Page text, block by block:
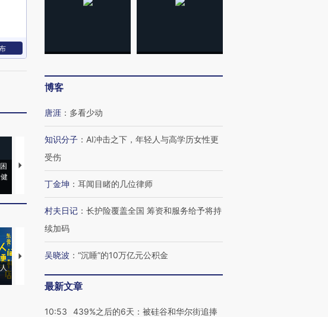
视线｜HYROX的吸金
心“花钱找虐”？
毒品
【推广】走进第四届链博
有意思的生活方式·第三对
住三大增长引擎是什么？
博客
唐涯 ： 多看少动
知识分子 ： AI冲击之下，年轻人与高学历女性更
受伤
丁金坤 ： 耳闻目睹的几位律师
村夫日记 ： 长护险覆盖全国 筹资和服务给予将持
续加码
吴晓波 ： “沉睡”的10万亿元公积金
最新文章
10:53
439%之后的6天：被硅谷和华尔街追捧